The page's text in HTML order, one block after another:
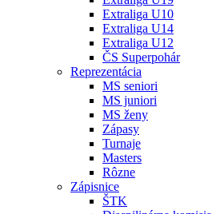
Extraliga U10
Extraliga U14
Extraliga U12
ČS Superpohár
Reprezentácia
MS seniori
MS juniori
MS ženy
Zápasy
Turnaje
Masters
Rôzne
Zápisnice
ŠTK